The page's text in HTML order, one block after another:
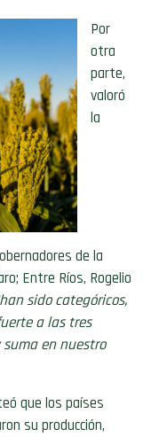
Por
otra
parte,
valoró
la
de la
Entre Ríos, Rogelio
sido categóricos,
a las tres
en nuestro
que los países
su producción,